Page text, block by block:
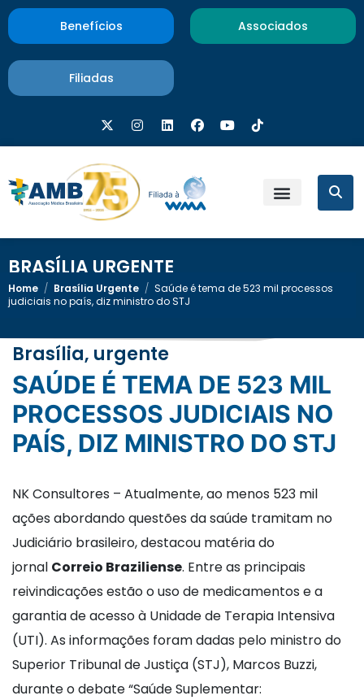
Benefícios Associados
Filiadas
BRASÍLIA URGENTE
Home / Brasília Urgente / Saúde é tema de 523 mil processos
judiciais no país, diz ministro do STJ
Brasília, urgente
SAÚDE É TEMA DE 523 MIL
PROCESSOS JUDICIAIS NO
PAÍS, DIZ MINISTRO DO STJ
NK Consultores – Atualmente, ao menos 523 mil
ações abordando questões da saúde tramitam no
Judiciário brasileiro, destacou matéria do
jornal Correio Braziliense. Entre as principais
reivindicações estão o uso de medicamentos e a
garantia de acesso à Unidade de Terapia Intensiva
(UTI). As informações foram dadas pelo ministro do
Superior Tribunal de Justiça (STJ), Marcos Buzzi,
durante o debate “Saúde Suplementar: